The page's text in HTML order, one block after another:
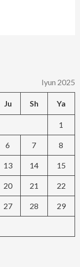
Iyun 2025
Ju Sh Ya
1
6 7 8
13 14 15
20 21 22
27 28 29